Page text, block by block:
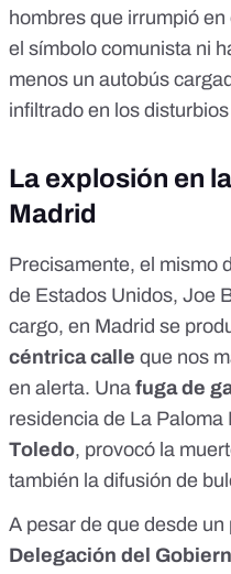
hombres que irrumpió
el símbolo comunista ni
menos un autobús
infiltrado en los
La explosión en
Madrid
Precisamente, el mismo
de Estados Unidos, Joe
cargo, en Madrid se
céntrica calle que nos
en alerta. Una fuga de
residencia de La Paloma
Toledo, provocó la
también la difusión de
A pesar de que desde
Delegación del